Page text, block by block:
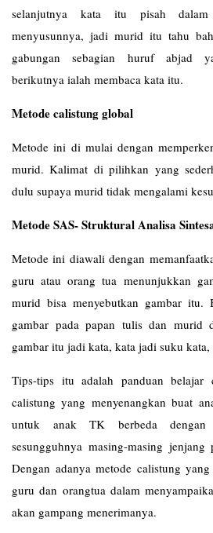
selanjutnya kata itu pisah
menyusunnya, jadi murid itu tahu
gabungan sebagian huruf abjad
berikutnya ialah membaca kata itu.
Metode calistung global
Metode ini di mulai dengan
murid. Kalimat di pilihkan yang
dulu supaya murid tidak mengalami
Metode SAS- Struktural Analisa
Metode ini diawali dengan
guru atau orang tua menunjukkan
murid bisa menyebutkan gambar itu.
gambar pada papan tulis dan murid
gambar itu jadi kata, kata jadi suku
Tips-tips itu adalah panduan belajar
calistung yang menyenangkan buat
untuk anak TK berbeda dengan
sesungguhnya masing-masing
Dengan adanya metode calistung
guru dan orangtua dalam
akan gampang menerimanya.